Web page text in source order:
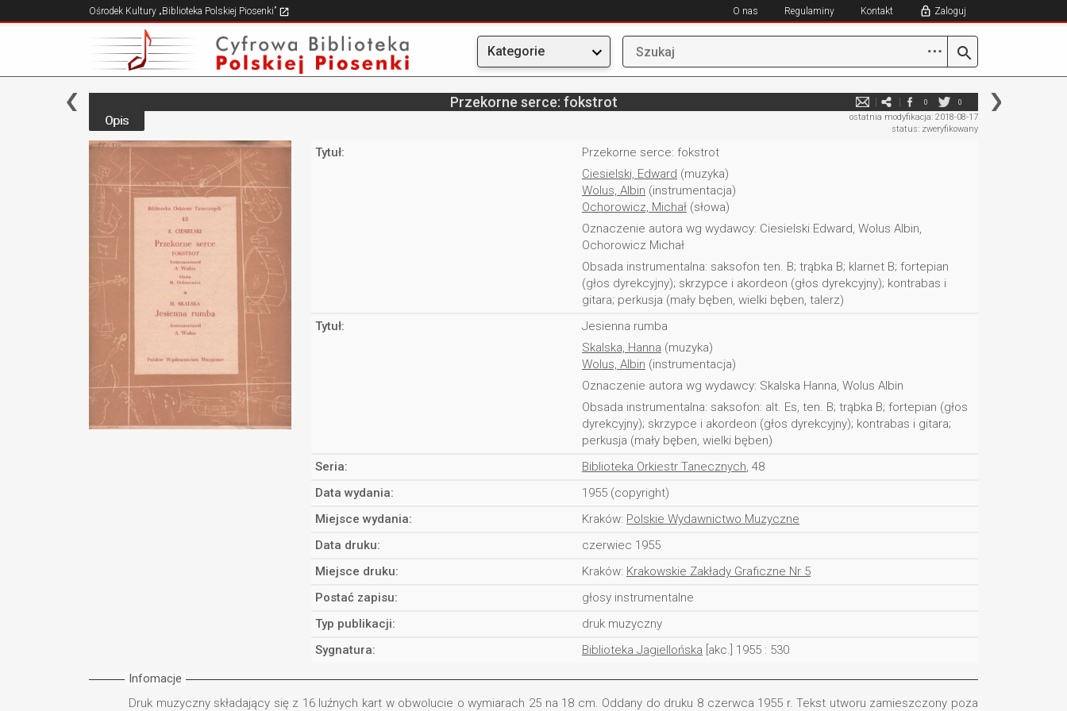
Ośrodek Kultury „Biblioteka Polskiej Piosenki” O nas Regulaminy Kontakt Zaloguj
Kategorie ⋯
Przekorne serce: fokstrot 0 0
ostatnia modyfikacja: 2018-08-17
status: zweryfikowany
Opis
Tytuł:
Przekorne serce: fokstrot
Ciesielski, Edward (muzyka)
Wolus, Albin (instrumentacja)
Ochorowicz, Michał (słowa)
Oznaczenie autora wg wydawcy: Ciesielski Edward, Wolus Albin,
Ochorowicz Michał
Obsada instrumentalna: saksofon ten. B; trąbka B; klarnet B; fortepian
(głos dyrekcyjny); skrzypce i akordeon (głos dyrekcyjny); kontrabas i
gitara; perkusja (mały bęben, wielki bęben, talerz)
Tytuł:
Jesienna rumba
Skalska, Hanna (muzyka)
Wolus, Albin (instrumentacja)
Oznaczenie autora wg wydawcy: Skalska Hanna, Wolus Albin
Obsada instrumentalna: saksofon: alt. Es, ten. B; trąbka B; fortepian (głos
dyrekcyjny); skrzypce i akordeon (głos dyrekcyjny); kontrabas i gitara;
perkusja (mały bęben, wielki bęben)
Seria:
Biblioteka Orkiestr Tanecznych, 48
Data wydania:
1955 (copyright)
Miejsce wydania:
Kraków: Polskie Wydawnictwo Muzyczne
Data druku:
czerwiec 1955
Miejsce druku:
Kraków: Krakowskie Zakłady Graficzne Nr 5
Postać zapisu:
głosy instrumentalne
Typ publikacji:
druk muzyczny
Sygnatura:
Biblioteka Jagiellońska [akc.] 1955 : 530
Infomacje
Druk muzyczny składający się z 16 luźnych kart w obwolucie o wymiarach 25 na 18 cm. Oddany do druku 8 czerwca 1955 r. Tekst utworu zamieszczony poza